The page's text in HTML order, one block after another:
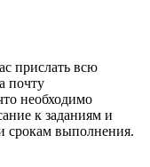
прислать всю
почту
необходимо
к заданиям и
срокам выполнения.